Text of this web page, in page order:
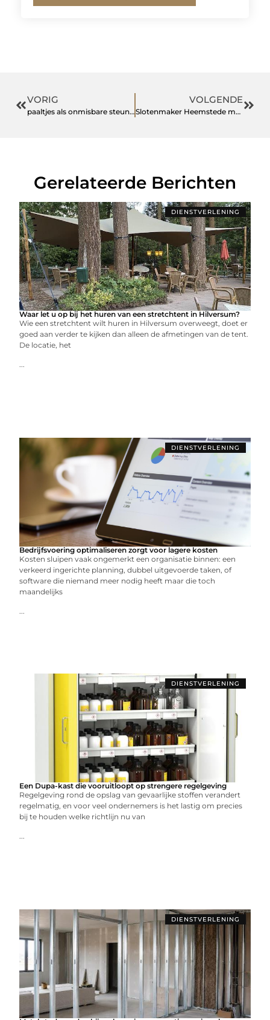
VORIG
paaltjes als onmisbare steun bij uw werkzaamheden
VOLGENDE
Slotenmaker Heemstede met dag en nacht spoedservice
Gerelateerde Berichten
DIENSTVERLENING
Waar let u op bij het huren van een stretchtent in Hilversum?
Wie een stretchtent wilt huren in Hilversum overweegt, doet er
goed aan verder te kijken dan alleen de afmetingen van de tent.
De locatie, het
...
DIENSTVERLENING
Bedrijfsvoering optimaliseren zorgt voor lagere kosten
Kosten sluipen vaak ongemerkt een organisatie binnen: een
verkeerd ingerichte planning, dubbel uitgevoerde taken, of
software die niemand meer nodig heeft maar die toch
maandelijks
...
DIENSTVERLENING
Een Dupa-kast die vooruitloopt op strengere regelgeving
Regelgeving rond de opslag van gevaarlijke stoffen verandert
regelmatig, en voor veel ondernemers is het lastig om precies
bij te houden welke richtlijn nu van
...
DIENSTVERLENING